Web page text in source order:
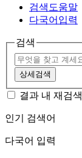
검색도움말
다국어입력
검색
상세검색
결과 내 재검색
인기 검색어
다국어 입력